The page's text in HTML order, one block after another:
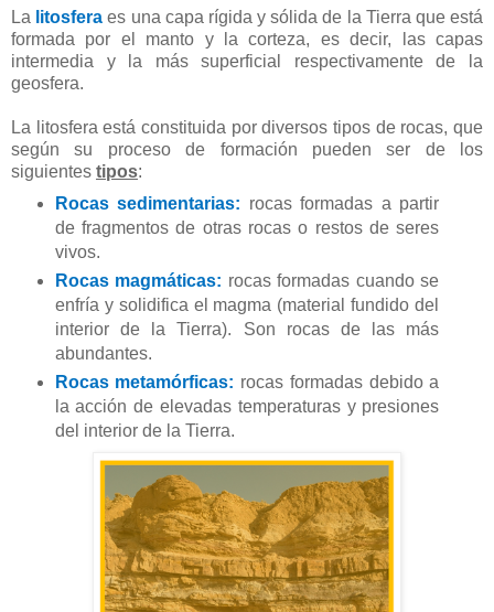
La litosfera es una capa rígida y sólida de la Tierra que está
formada por el manto y la corteza, es decir, las capas
intermedia y la más superficial respectivamente de la
geosfera.
La litosfera está constituida por diversos tipos de rocas, que
según su proceso de formación pueden ser de los
siguientes tipos:
Rocas sedimentarias: rocas formadas a partir
de fragmentos de otras rocas o restos de seres
vivos.
Rocas magmáticas: rocas formadas cuando se
enfría y solidifica el magma (material fundido del
interior de la Tierra). Son rocas de las más
abundantes.
Rocas metamórficas: rocas formadas debido a
la acción de elevadas temperaturas y presiones
del interior de la Tierra.